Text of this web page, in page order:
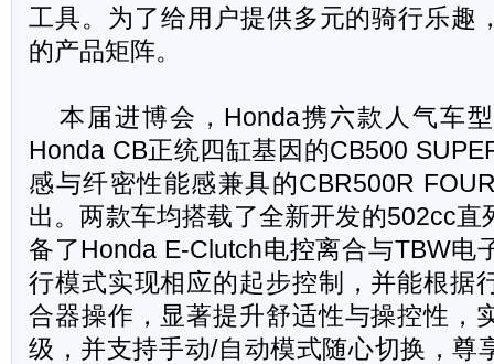
工具。为了给用户提供多元的骑行乐趣
的产品矩阵。
本届进博会，Honda携六款人气车
Honda CB正统四缸基因的CB500
感与纤密性能感兼具的CBR500R
出。两款车均搭载了全新开发的502cc直
备了Honda E-Clutch电控离合与TBW电
行模式实现相应的起步控制，并能根据
合器操作，显著提升舒适性与操控性，
级，并支持手动/自动模式随心切换，尊